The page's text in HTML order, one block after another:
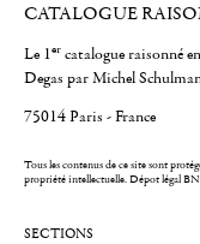
CATALOGUE
Le 1er catalogue raisonné
Degas par Michel
75014 Paris - France
Tous les contenus de ce site sont
propriété intellectuelle.Dépot légal
SECTIONS